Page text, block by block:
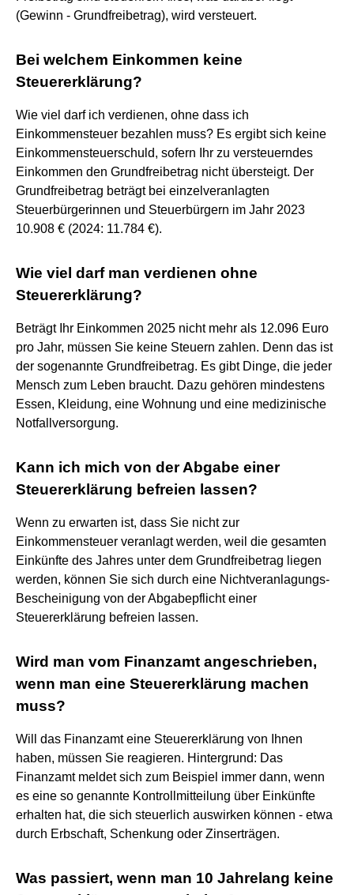
(Gewinn - Grundfreibetrag), wird versteuert.
Bei welchem Einkommen keine
Steuererklärung?
Wie viel darf ich verdienen, ohne dass ich
Einkommensteuer bezahlen muss? Es ergibt sich keine
Einkommensteuerschuld, sofern Ihr zu versteuerndes
Einkommen den Grundfreibetrag nicht übersteigt. Der
Grundfreibetrag beträgt bei einzelveranlagten
Steuerbürgerinnen und Steuerbürgern im Jahr 2023
10.908 € (2024: 11.784 €).
Wie viel darf man verdienen ohne
Steuererklärung?
Beträgt Ihr Einkommen 2025 nicht mehr als 12.096 Euro
pro Jahr, müssen Sie keine Steuern zahlen. Denn das ist
der sogenannte Grundfreibetrag. Es gibt Dinge, die jeder
Mensch zum Leben braucht. Dazu gehören mindestens
Essen, Kleidung, eine Wohnung und eine medizinische
Notfallversorgung.
Kann ich mich von der Abgabe einer
Steuererklärung befreien lassen?
Wenn zu erwarten ist, dass Sie nicht zur
Einkommensteuer veranlagt werden, weil die gesamten
Einkünfte des Jahres unter dem Grundfreibetrag liegen
werden, können Sie sich durch eine Nichtveranlagungs-
Bescheinigung von der Abgabepflicht einer
Steuererklärung befreien lassen.
Wird man vom Finanzamt angeschrieben,
wenn man eine Steuererklärung machen
muss?
Will das Finanzamt eine Steuererklärung von Ihnen
haben, müssen Sie reagieren. Hintergrund: Das
Finanzamt meldet sich zum Beispiel immer dann, wenn
es eine so genannte Kontrollmitteilung über Einkünfte
erhalten hat, die sich steuerlich auswirken können - etwa
durch Erbschaft, Schenkung oder Zinserträgen.
Was passiert, wenn man 10 Jahrelang keine